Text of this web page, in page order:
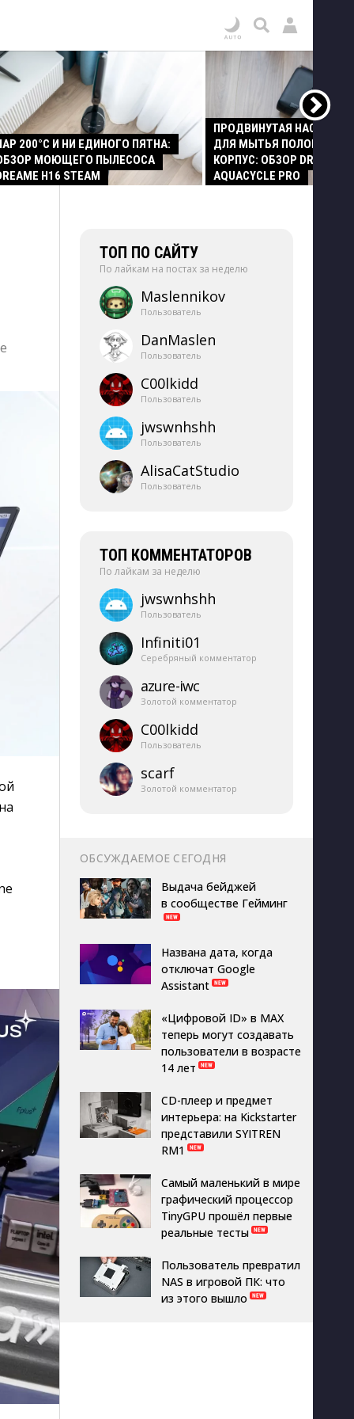
200°C И НИ ЕДИНОГО ПЯТНА:
МОЮЩЕГО ПЫЛЕСОСА
H16 STEAM
ПРОДВИНУТАЯ НАСАДКА
ДЛЯ МЫТЬЯ ПОЛОВ И
КОРПУС: ОБЗОР DREAME
AQUACYCLE PRO
ТОП ПО САЙТУ
По лайкам на постах за неделю
Maslennikov
Пользователь
DanMaslen
Пользователь
C00lkidd
Пользователь
jwswnhshh
Пользователь
AlisaCatStudio
Пользователь
ТОП КОММЕНТАТОРОВ
По лайкам за неделю
jwswnhshh
Пользователь
Infiniti01
Серебряный комментатор
azure-​iwc
Золотой комментатор
C00lkidd
Пользователь
scarf
Золотой комментатор
ОБСУЖДАЕМОЕ СЕГОДНЯ
Выдача бейджей
в сообществе Гейминг
Названа дата, когда
отключат Google
Assistant
«Цифровой ID» в MAX
теперь могут создавать
пользователи в возрасте
14 лет
CD-плеер и предмет
интерьера: на Kickstarter
представили SYITREN
RM1
Самый маленький в мире
графический процессор
TinyGPU прошёл первые
реальные тесты
Пользователь превратил
NAS в игровой ПК: что
из этого вышло